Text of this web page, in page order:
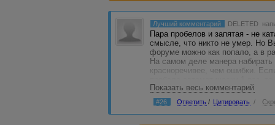
Лучший комментарий DELETED
Пара пробелов и запятая - не
смысле, что никто не умер. Но
форуме можно как попало, а в
На самом деле манера набирать
красноречивее, чем ошибки.
форумном посте. Или лишний
Вы можете думать об этом что
работе и по таким деталям, и
Показать весь комментарий
#26 Ответить / Цитировать /